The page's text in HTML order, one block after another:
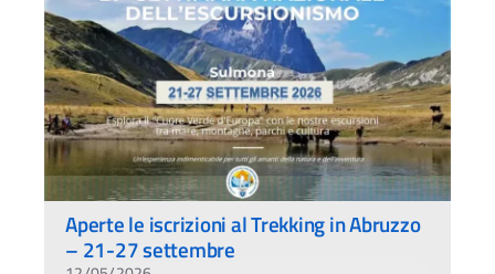
Aperte le iscrizioni al Trekking in Abruzzo
– 21-27 settembre